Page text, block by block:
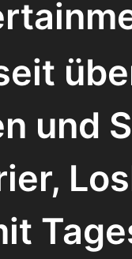
und